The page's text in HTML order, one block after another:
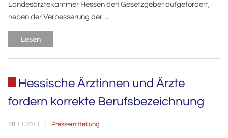
Landesärztekammer Hessen den Gesetzgeber aufgefordert,
neben der Verbesserung der…
Lesen
Hessische Ärztinnen und Ärzte
fordern korrekte Berufsbezeichnung
28.11.2011 Pressemitteilung